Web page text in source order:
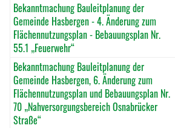
Bekanntmachung Bauleitplanung der
Gemeinde Hasbergen - 4. Änderung zum
Flächennutzungsplan - Bebauungsplan Nr.
55.1 „Feuerwehr“
Bekanntmachung Bauleitplanung der
Gemeinde Hasbergen, 6. Änderung zum
Flächennutzungsplan und Bebauungsplan Nr.
70 „Nahversorgungsbereich Osnabrücker
Straße“